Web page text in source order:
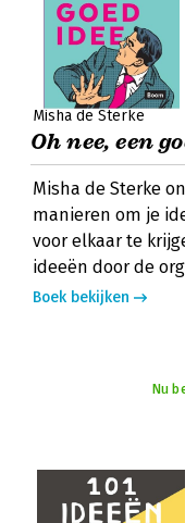
Misha de Sterke
Oh nee, een
Misha de Sterke
manieren om je
voor elkaar te
ideeën door de
Boek bekijken
Nu